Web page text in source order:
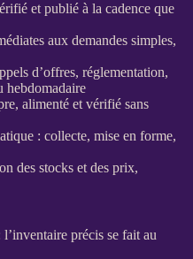
et publié à la cadence que
aux demandes simples,
d’offres, réglementation,
hebdomadaire
alimenté et vérifié sans
: collecte, mise en forme,
des stocks et des prix,
précis se fait au